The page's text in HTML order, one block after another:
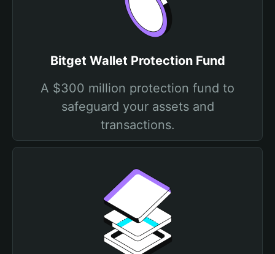
Bitget Wallet Protection Fund
A $300 million protection fund to
safeguard your assets and
transactions.